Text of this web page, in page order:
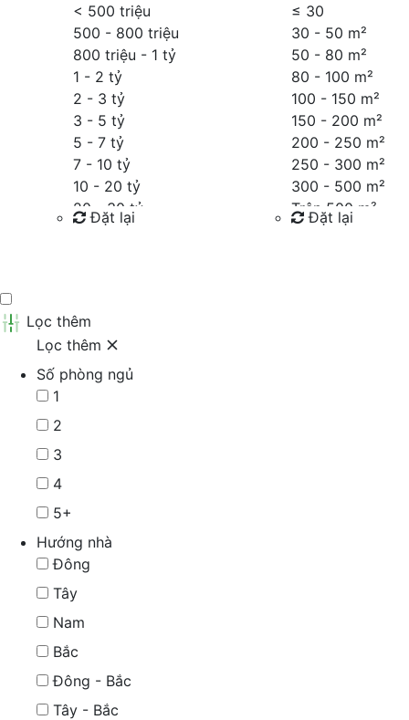
< 500 triệu
500 - 800 triệu
800 triệu - 1 tỷ
1 - 2 tỷ
2 - 3 tỷ
3 - 5 tỷ
5 - 7 tỷ
7 - 10 tỷ
10 - 20 tỷ
20 - 30 tỷ
30 - 40 tỷ
Đặt lại
≤ 30
30 - 50 m²
50 - 80 m²
80 - 100 m²
100 - 150 m²
150 - 200 m²
200 - 250 m²
250 - 300 m²
300 - 500 m²
Trên 500 m²
Đặt lại
Lọc thêm
Lọc thêm
Số phòng ngủ
1
2
3
4
5+
Hướng nhà
Đông
Tây
Nam
Bắc
Đông - Bắc
Tây - Bắc